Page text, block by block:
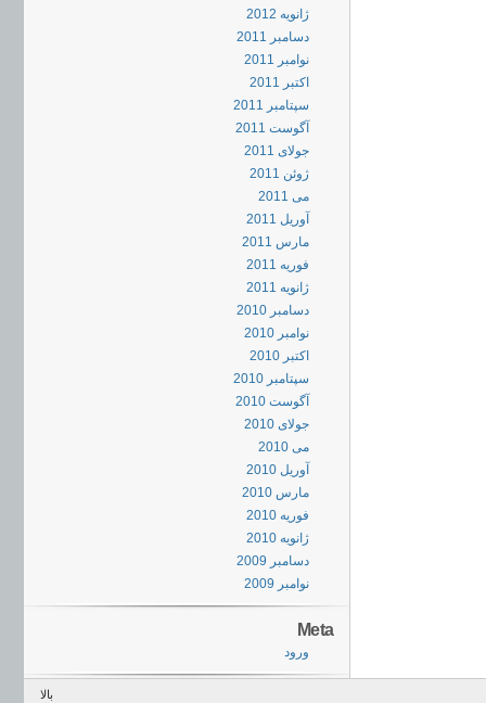
ژانویه 2012
دسامبر 2011
نوامبر 2011
اکتبر 2011
سپتامبر 2011
آگوست 2011
جولای 2011
ژوئن 2011
می 2011
آوریل 2011
مارس 2011
فوریه 2011
ژانویه 2011
دسامبر 2010
نوامبر 2010
اکتبر 2010
سپتامبر 2010
آگوست 2010
جولای 2010
می 2010
آوریل 2010
مارس 2010
فوریه 2010
ژانویه 2010
دسامبر 2009
نوامبر 2009
Meta
ورود
بالا